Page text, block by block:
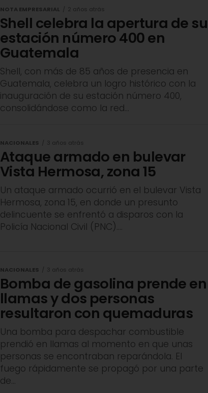
NOTA EMPRESARIAL 2 años atrás
Shell celebra la apertura de su
estación número 400 en
Guatemala
Shell, con más de 85 años de presencia en
Guatemala, celebra un logro histórico con la
inauguración de su estación número 400,
consolidándose como la red...
NACIONALES 3 años atrás
Ataque armado en bulevar
Vista Hermosa, zona 15
Un ataque armado ocurrió en el bulevar Vista
Hermosa, zona 15, en donde un presunto
delincuente se enfrentó a disparos con la
Policía Nacional Civil (PNC)....
NACIONALES 3 años atrás
Bomba de gasolina prende en
llamas y dos personas
resultaron con quemaduras
Una bomba para despachar combustible
prendió en llamas al momento en que unas
personas se encontraban reparándola. El
fuego rápidamente se propagó por una parte
de...